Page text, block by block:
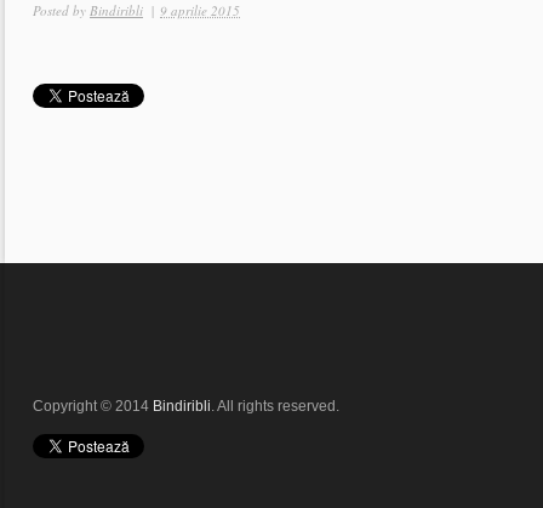
Posted by Bindiribli | 9 aprilie 2015
Copyright © 2014 Bindiribli. All rights reserved.